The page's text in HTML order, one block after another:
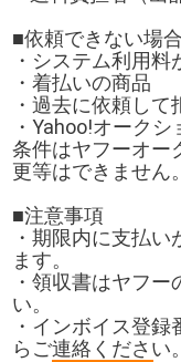
■依頼できない場合
・システム利用
・着払いの商品
・過去に依頼して
・Yahoo!オーク
条件はヤフーオー
更等はできません。
■注意事項
・期限内に支払
ます。
・領収書はヤフ
い。
・インボイス登
らご連絡ください。